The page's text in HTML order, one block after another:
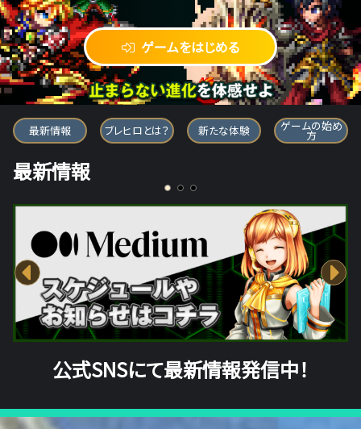
ゲームをはじめる
ブレイブ フロンティア ヒーローズ
最新情報 ブレヒロとは？ 新たな体験 ゲームの始め
方
最新情報
公式SNSにて最新情報発信中！